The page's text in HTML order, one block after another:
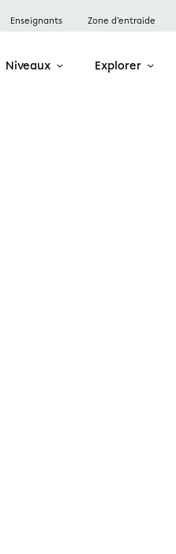
Enseignants Zone d’entraide
Niveaux Explorer